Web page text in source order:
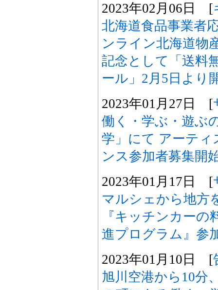
2023年02月06日 [
北海道食品事業者
ンライン北海道物
記念として「送料
ール」2月5日より
2023年01月27日 [
働く・学ぶ・遊ぶ
学」にて アーテ
ンス参加者募集開
2023年01月17日 [
マルシェから地方
『キッチンカーの
進プログラム』参
2023年01月10日 [
旭川空港から10分